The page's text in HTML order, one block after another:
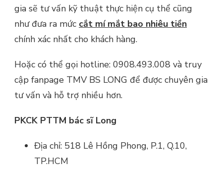
gia sẽ tư vấn kỹ thuật thực hiện cụ thể cũng
như đưa ra mức cắt mí mắt bao nhiêu tiền
chính xác nhất cho khách hàng.
Hoặc có thể gọi hotline: 0908.493.008 và truy
cập fanpage TMV BS LONG để được chuyên gia
tư vấn và hỗ trợ nhiều hơn.
PKCK PTTM bác sĩ Long
Địa chỉ: 518 Lê Hồng Phong, P.1, Q.10,
TP.HCM